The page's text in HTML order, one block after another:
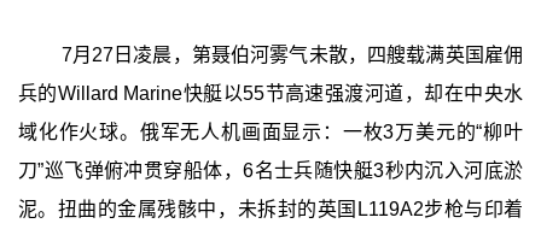
7月27日凌晨，第聂伯河雾气未散，四艘载满英国雇佣
兵的Willard Marine快艇以55节高速强渡河道，却在中央水
域化作火球。俄军无人机画面显示：一枚3万美元的“柳叶
刀”巡飞弹俯冲贯穿船体，6名士兵随快艇3秒内沉入河底淤
泥。扭曲的金属残骸中，未拆封的英国L119A2步枪与印着